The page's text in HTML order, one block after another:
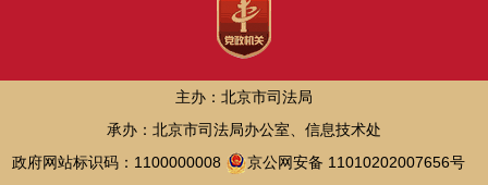
主办：北京市司法局
承办：北京市司法局办公室、信息技术处
政府网站标识码：1100000008
京公网安备 11010202007656号